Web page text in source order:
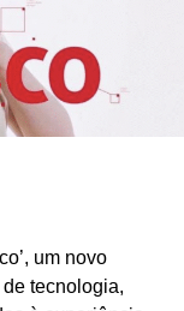
todos os
a
em suas
proporcionar
comenta
marketing de
um novo
tecnologia,